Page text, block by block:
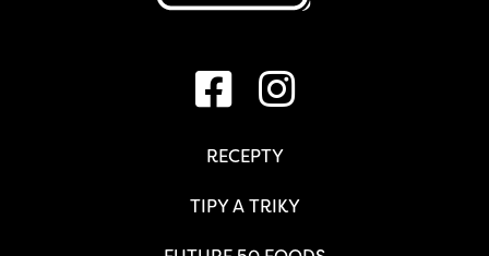
RECEPTY
TIPY A TRIKY